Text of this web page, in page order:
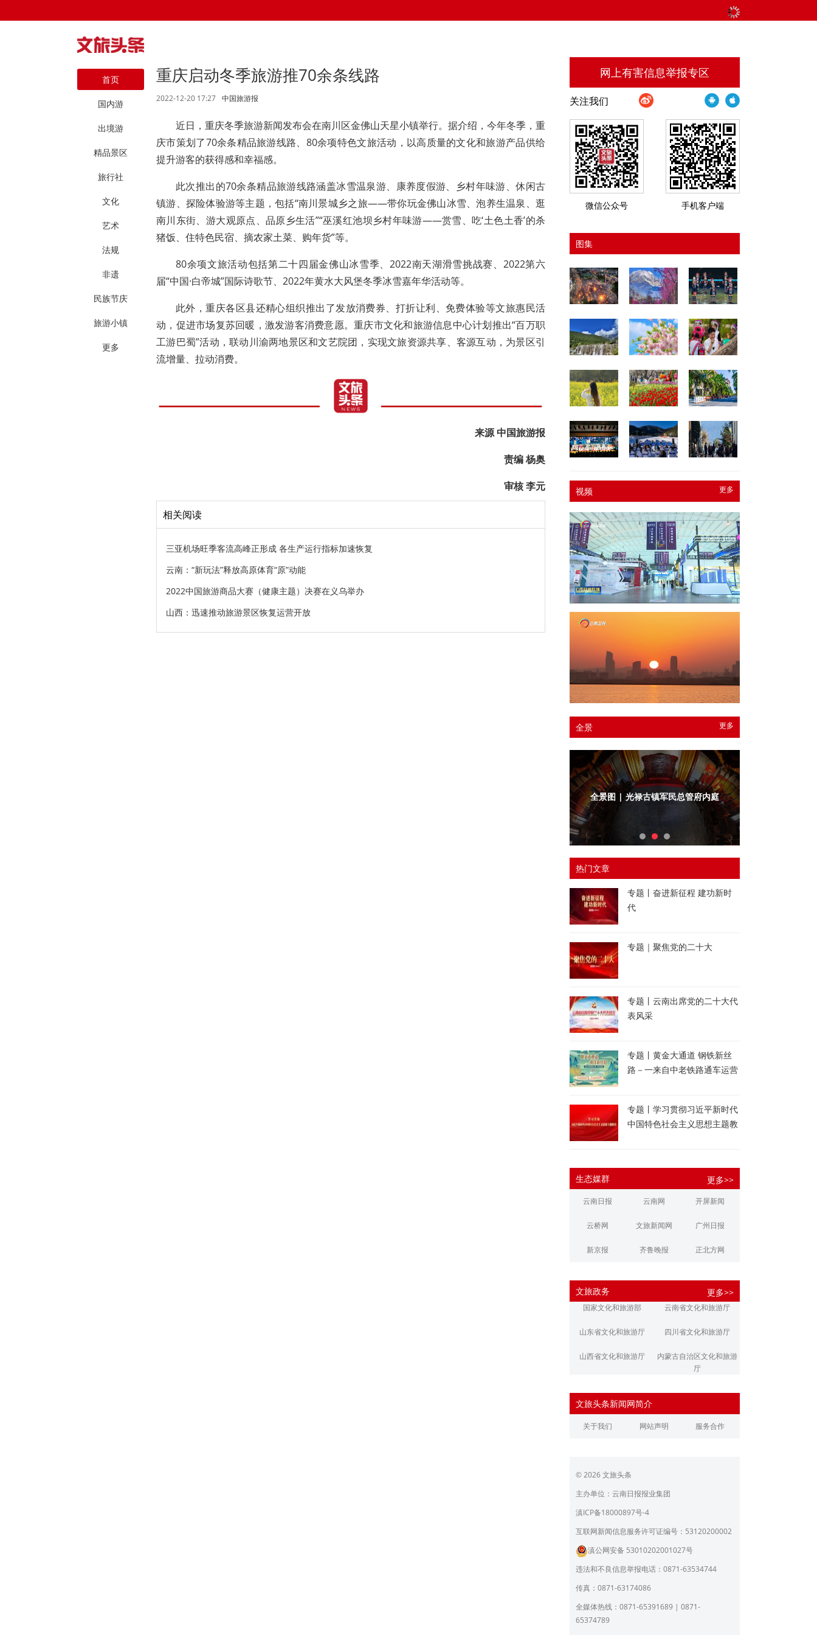
首页
国内游
出境游
精品景区
旅行社
文化
艺术
法规
非遗
民族节庆
旅游小镇
更多
重庆启动冬季旅游推70余条线路
2022-12-20 17:27 中国旅游报
近日，重庆冬季旅游新闻发布会在南川区金佛山天星小镇举行。据介绍，今年冬季，重
庆市策划了70余条精品旅游线路、80余项特色文旅活动，以高质量的文化和旅游产品供给
提升游客的获得感和幸福感。
此次推出的70余条精品旅游线路涵盖冰雪温泉游、康养度假游、乡村年味游、休闲古
镇游、探险体验游等主题，包括“南川景城乡之旅——带你玩金佛山冰雪、泡养生温泉、逛
南川东街、游大观原点、品原乡生活”“巫溪红池坝乡村年味游——赏雪、吃‘土色土香’的杀
猪饭、住特色民宿、摘农家土菜、购年货”等。
80余项文旅活动包括第二十四届金佛山冰雪季、2022南天湖滑雪挑战赛、2022第六
届“中国·白帝城”国际诗歌节、2022年黄水大风堡冬季冰雪嘉年华活动等。
此外，重庆各区县还精心组织推出了发放消费券、打折让利、免费体验等文旅惠民活
动，促进市场复苏回暖，激发游客消费意愿。重庆市文化和旅游信息中心计划推出“百万职
工游巴蜀”活动，联动川渝两地景区和文艺院团，实现文旅资源共享、客源互动，为景区引
流增量、拉动消费。
来源 中国旅游报
责编 杨奥
审核 李元
相关阅读
三亚机场旺季客流高峰正形成 各生产运行指标加速恢复
云南：“新玩法”释放高原体育“原”动能
2022中国旅游商品大赛（健康主题）决赛在义乌举办
山西：迅速推动旅游景区恢复运营开放
网上有害信息举报专区
关注我们
微信公众号 手机客户端
图集
更多
视频
更多
全景
全景图 | 光禄古镇军民总管府内庭
热门文章
专题丨奋进新征程 建功新时
代
专题｜聚焦党的二十大
专题丨云南出席党的二十大代
表风采
专题丨黄金大通道 钢铁新丝
路－一来自中老铁路通车运营
专题丨学习贯彻习近平新时代
中国特色社会主义思想主题教
生态媒群 更多>>
云南日报 云南网 开屏新闻
云桥网 文旅新闻网 广州日报
新京报 齐鲁晚报 正北方网
江南都市报 潇湘晨报
文旅政务 更多>>
国家文化和旅游部 云南省文化和旅游厅
山东省文化和旅游厅 四川省文化和旅游厅
山西省文化和旅游厅
内蒙古自治区文化和旅游
厅
浙江省文化和旅游厅
江西省文化和旅游厅 河南省文化和旅游厅
广东省文化和旅游厅
育厅
陕西省文化和旅游厅 甘肃省文化和旅游厅
青海省文化和旅游厅
宁夏回族自治区文化和旅
北京市文旅局
上海市文化和旅游局
员会
文旅头条新闻网简介
关于我们 网站声明 服务合作
© 2026 文旅头条
主办单位：云南日报报业集团
滇ICP备18000897号-4
互联网新闻信息服务许可证编号：53120200002
滇公网安备 53010202001027号
违法和不良信息举报电话：0871-63534744
传真：0871-63174086
全媒体热线：0871-65391689 | 0871-
65374789